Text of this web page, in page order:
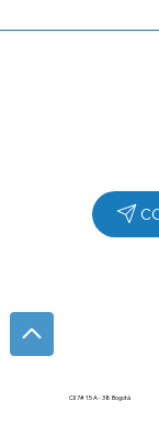
Cll 7# 15 A - 38 Bogotá